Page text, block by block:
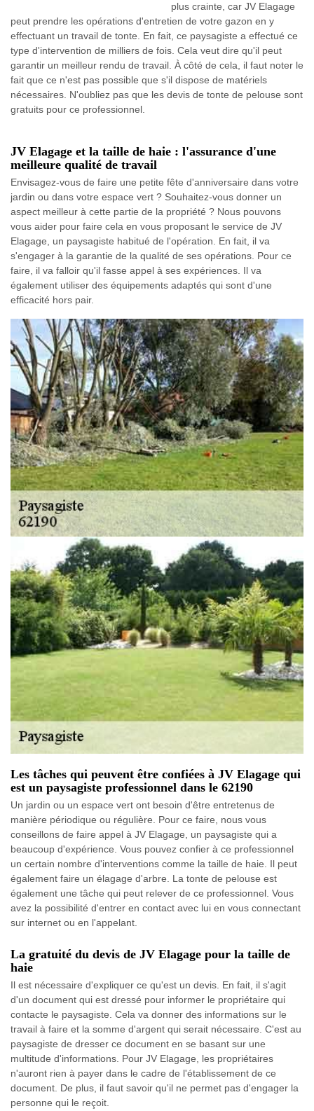
plus crainte, car JV Elagage
peut prendre les opérations d'entretien de votre gazon en y
effectuant un travail de tonte. En fait, ce paysagiste a effectué ce
type d'intervention de milliers de fois. Cela veut dire qu'il peut
garantir un meilleur rendu de travail. À côté de cela, il faut noter le
fait que ce n'est pas possible que s'il dispose de matériels
nécessaires. N'oubliez pas que les devis de tonte de pelouse sont
gratuits pour ce professionnel.
JV Elagage et la taille de haie : l'assurance d'une
meilleure qualité de travail
Envisagez-vous de faire une petite fête d'anniversaire dans votre
jardin ou dans votre espace vert ? Souhaitez-vous donner un
aspect meilleur à cette partie de la propriété ? Nous pouvons
vous aider pour faire cela en vous proposant le service de JV
Elagage, un paysagiste habitué de l'opération. En fait, il va
s'engager à la garantie de la qualité de ses opérations. Pour ce
faire, il va falloir qu'il fasse appel à ses expériences. Il va
également utiliser des équipements adaptés qui sont d'une
efficacité hors pair.
Les tâches qui peuvent être confiées à JV Elagage qui
est un paysagiste professionnel dans le 62190
Un jardin ou un espace vert ont besoin d'être entretenus de
manière périodique ou régulière. Pour ce faire, nous vous
conseillons de faire appel à JV Elagage, un paysagiste qui a
beaucoup d'expérience. Vous pouvez confier à ce professionnel
un certain nombre d'interventions comme la taille de haie. Il peut
également faire un élagage d'arbre. La tonte de pelouse est
également une tâche qui peut relever de ce professionnel. Vous
avez la possibilité d'entrer en contact avec lui en vous connectant
sur internet ou en l'appelant.
La gratuité du devis de JV Elagage pour la taille de
haie
Il est nécessaire d'expliquer ce qu'est un devis. En fait, il s'agit
d'un document qui est dressé pour informer le propriétaire qui
contacte le paysagiste. Cela va donner des informations sur le
travail à faire et la somme d'argent qui serait nécessaire. C'est au
paysagiste de dresser ce document en se basant sur une
multitude d'informations. Pour JV Elagage, les propriétaires
n'auront rien à payer dans le cadre de l'établissement de ce
document. De plus, il faut savoir qu'il ne permet pas d'engager la
personne qui le reçoit.